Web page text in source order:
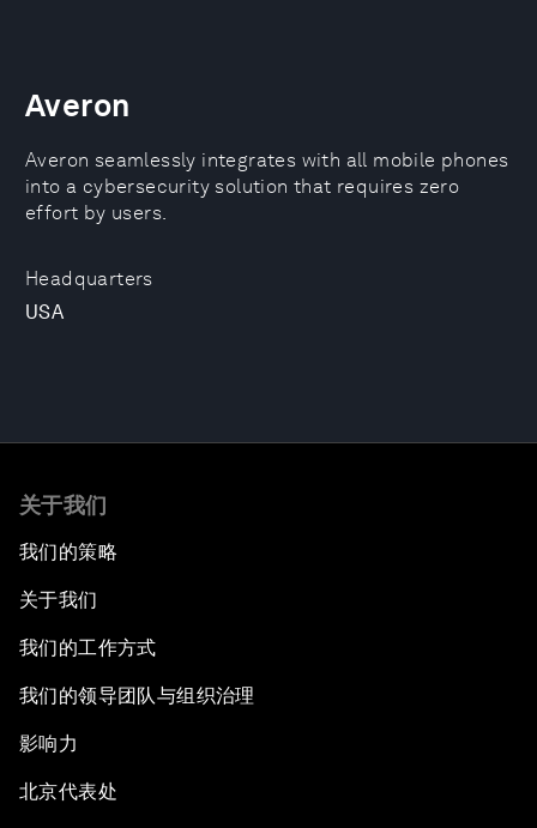
Headquarters
USA
Averon
Averon seamlessly integrates with all mobile phones
into a cybersecurity solution that requires zero
effort by users.
关于我们
我们的策略
关于我们
我们的工作方式
我们的领导团队与组织治理
影响力
北京代表处